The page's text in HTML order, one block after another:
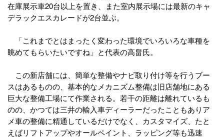
在庫展示車20台以上を置き、また室内展示場には最新のキャ
デラックエスカレードが2台並ぶ。
「これまでとはまったく変わった環境でいろいろな車種を
眺めてもらいたいですね」と代表の高畠氏。
この新店舗には、簡単な整備やナビ取り付け等を行うブー
スはあるものの、基本的なメカニズム整備は旧店舗地にある
巨大な整備工場にて作業される。若干の距離は離れているも
のの、かつては三井の輸入車ディーラーだったこともありア
メ車の整備に精通しているだけでなく、カスタマイズ、たと
えばリフトアップやオールペイント、ラッピング等も迅速